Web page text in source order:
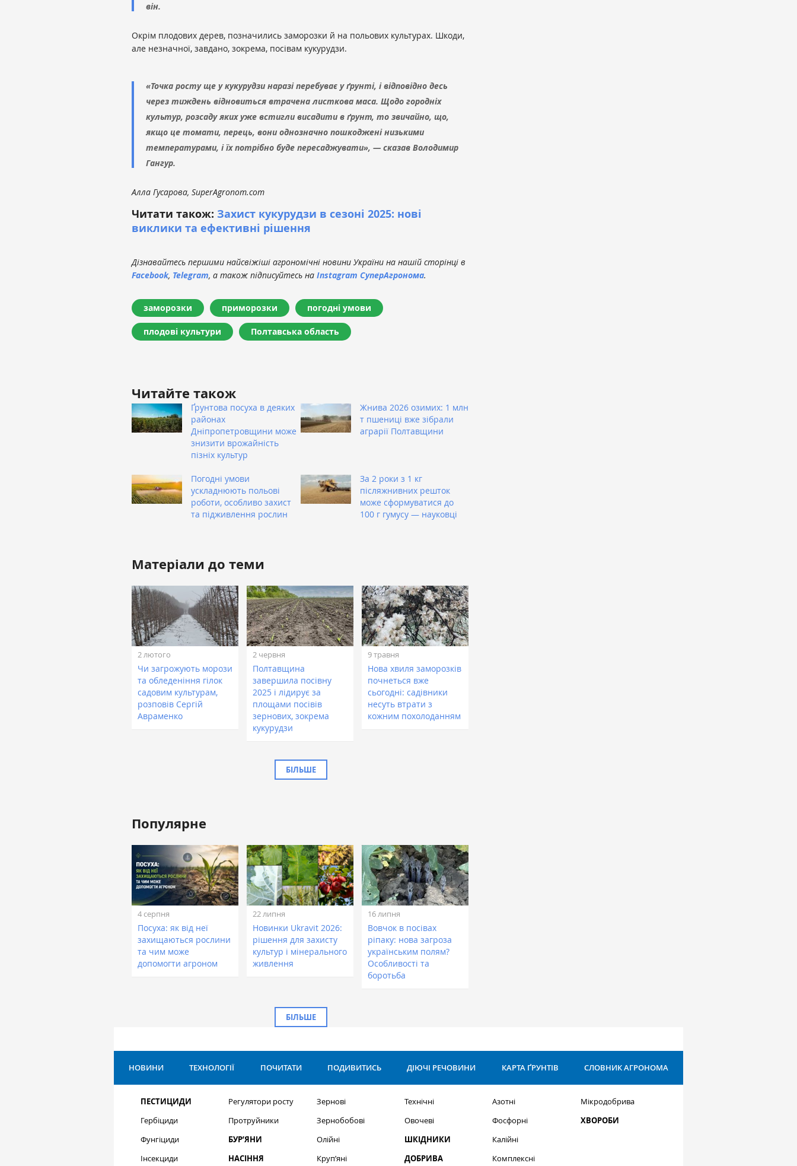
він.
Окрім плодових дерев, позначились заморозки й на польових культурах. Шкоди,
але незначної, завдано, зокрема, посівам кукурудзи.
«Точка росту ще у кукурудзи наразі перебуває у ґрунті, і відповідно десь
через тиждень відновиться втрачена листкова маса. Щодо городніх
культур, розсаду яких уже встигли висадити в ґрунт, то звичайно, що,
якщо це томати, перець, вони однозначно пошкоджені низькими
температурами, і їх потрібно буде пересаджувати», — сказав Володимир
Гангур.
Алла Гусарова, SuperAgronom.com
Читати також: Захист кукурудзи в сезоні 2025: нові
виклики та ефективні рішення
Дізнавайтесь першими найсвіжіші агрономічні новини України на нашій сторінці в
Facebook, Telegram, а також підписуйтесь на Instagram СуперАгронома.
заморозки приморозки погодні умови
плодові культури Полтавська область
Читайте також
Ґрунтова посуха в деяких
районах
Дніпропетровщини може
знизити врожайність
пізніх культур
Жнива 2026 озимих: 1 млн
т пшениці вже зібрали
аграрії Полтавщини
Погодні умови
ускладнюють польові
роботи, особливо захист
та підживлення рослин
За 2 роки з 1 кг
післяжнивних решток
може сформуватися до
100 г гумусу — науковці
Матеріали до теми
2 лютого
Чи загрожують морози
та обледеніння гілок
садовим культурам,
розповів Сергій
Авраменко
2 червня
Полтавщина
завершила посівну
2025 і лідирує за
площами посівів
зернових, зокрема
кукурудзи
9 травня
Нова хвиля заморозків
почнеться вже
сьогодні: садівники
несуть втрати з
кожним похолоданням
БІЛЬШЕ
Популярне
4 серпня
Посуха: як від неї
захищаються рослини
та чим може
допомогти агроном
22 липня
Новинки Ukravit 2026:
рішення для захисту
культур і мінерального
живлення
16 липня
Вовчок в посівах
ріпаку: нова загроза
українським полям?
Особливості та
боротьба
БІЛЬШЕ
НОВИНИ ТЕХНОЛОГІЇ ПОЧИТАТИ ПОДИВИТИСЬ ДІЮЧІ РЕЧОВИНИ КАРТА ҐРУНТІВ СЛОВНИК АГРОНОМА
ПЕСТИЦИДИ
Гербіциди
Фунгіциди
Інсекциди
Регулятори росту
Протруйники
БУР’ЯНИ
НАСІННЯ
Зернові
Зернобобові
Олійні
Круп’яні
Технічні
Овочеві
ШКІДНИКИ
ДОБРИВА
Азотні
Фосфорні
Калійні
Комплексні
Мікродобрива
ХВОРОБИ